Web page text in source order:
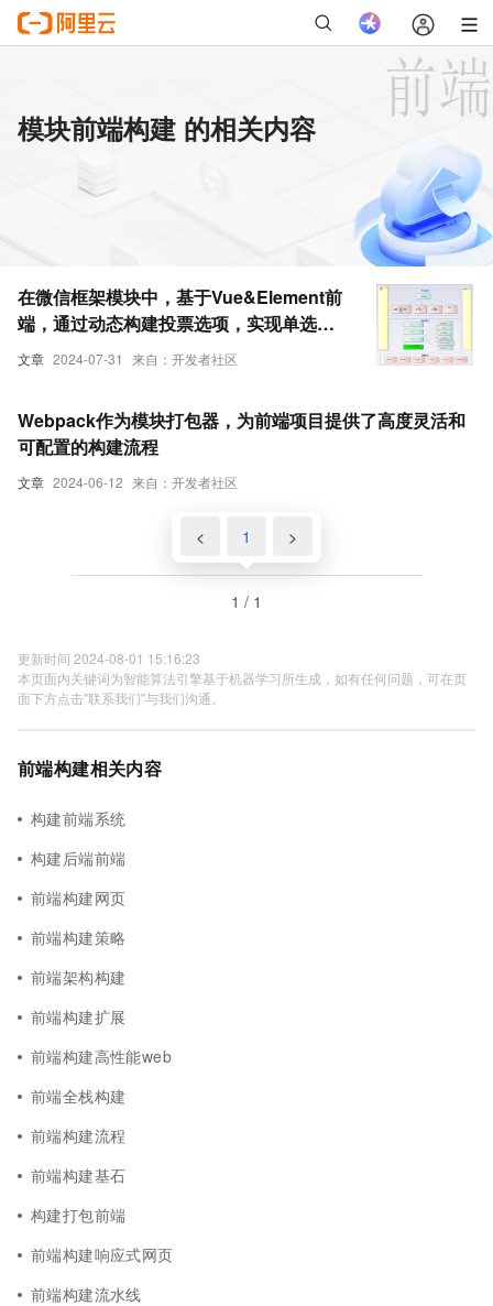
模块前端构建 的相关内容
文章 2024-07-31 来自：开发者社区
在微信框架模块中，基于Vue&Element前
端，通过动态构建投票选项，实现单选、
复选的投票操作
文章 2024-06-12 来自：开发者社区
Webpack作为模块打包器，为前端项目提供了高度灵活和
可配置的构建流程
< 1 >
1 / 1
更新时间 2024-08-01 15:16:23
本页面内关键词为智能算法引擎基于机器学习所生成，如有任何问题，可在页
面下方点击"联系我们"与我们沟通。
前端构建相关内容
构建前端系统
构建后端前端
前端构建网页
前端构建策略
前端架构构建
前端构建扩展
前端构建高性能web
前端全栈构建
前端构建流程
前端构建基石
构建打包前端
前端构建响应式网页
前端构建流水线